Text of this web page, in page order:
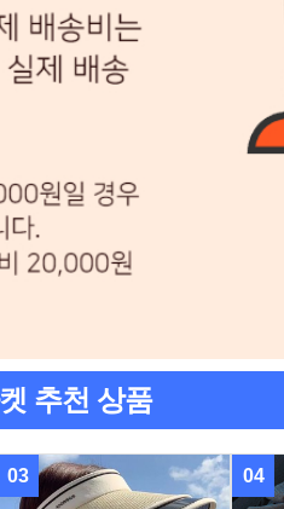
추천 상품
03 04